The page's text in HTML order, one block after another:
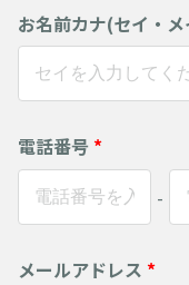
お名前カナ(セイ・
電話番号 *
-
メールアドレス *